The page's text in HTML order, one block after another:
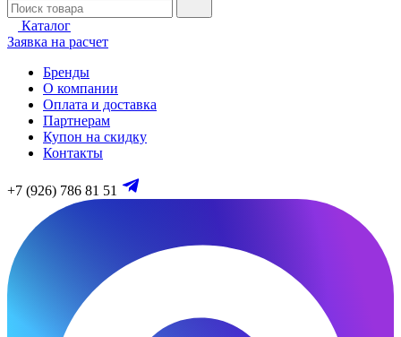
Каталог
Заявка на расчет
Бренды
О компании
Оплата и доставка
Партнерам
Купон на скидку
Контакты
+7 (926) 786 81 51